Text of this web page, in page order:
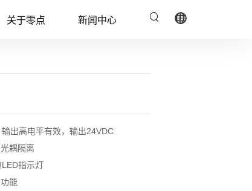
关于零点 新闻中心 
sales@odot.cn
出高电平有效，输出24VDC
耦隔离
指示灯
能